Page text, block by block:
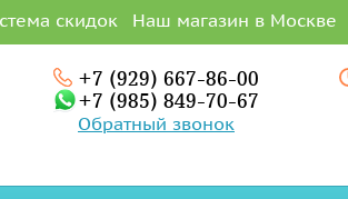
скидок Наш магазин в Москве
+7 (929) 667-86-00
+7 (985) 849-70-67
Обратный звонок